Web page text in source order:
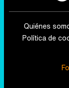
Quiénes
Política de